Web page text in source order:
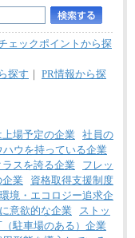
ェックポイントから探
探す ｜ PR情報から探
場予定の企業 社員の
ウを持っている企業
スを誇る企業
フレッ
企業
資格取得支援制度
環境・エコロジー追求企
意欲的な企業
ストッ
駐車場のある）企業